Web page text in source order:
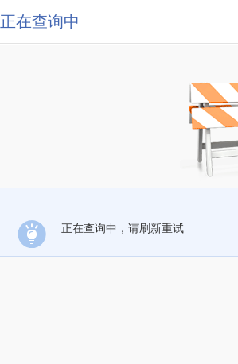
正在查询中
正在查询中，请刷新重试